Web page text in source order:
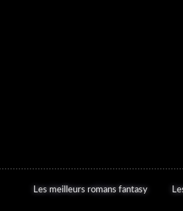
Les meilleurs romans fantasy